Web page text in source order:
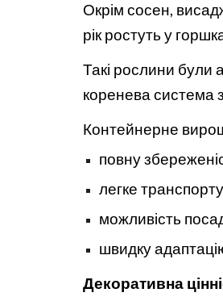
Окрім сосен,
рік ростуть у
Такі рослини були
коренева система
Контейнерне
повну
легке
можливість
швидку
Декоративна